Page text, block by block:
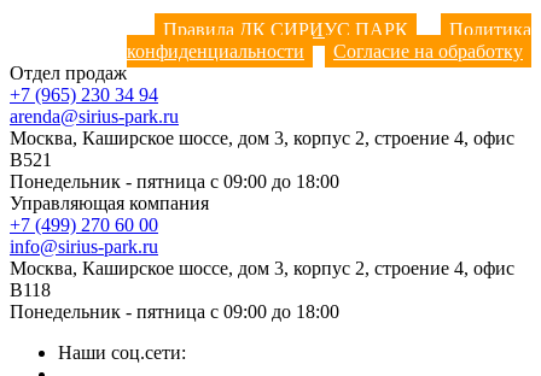
Правила ДК СИРИУС ПАРК
Политика
конфиденциальности
Согласие на обработку
Отдел продаж
+7 (965) 230 34 94
arenda@sirius-park.ru
Москва, Каширское шоссе, дом 3, корпус 2, строение 4, офис
B521
Понедельник - пятница с 09:00 до 18:00
Управляющая компания
+7 (499) 270 60 00
info@sirius-park.ru
Москва, Каширское шоссе, дом 3, корпус 2, строение 4, офис
B118
Понедельник - пятница с 09:00 до 18:00
Наши соц.сети: